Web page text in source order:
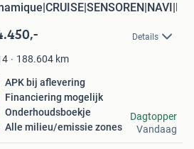
Details
188.604 km
APK bij aflevering
Financiering mogelijk
Onderhoudsboekje
Alle milieu/emissie zones
Dagtopper
Vandaag